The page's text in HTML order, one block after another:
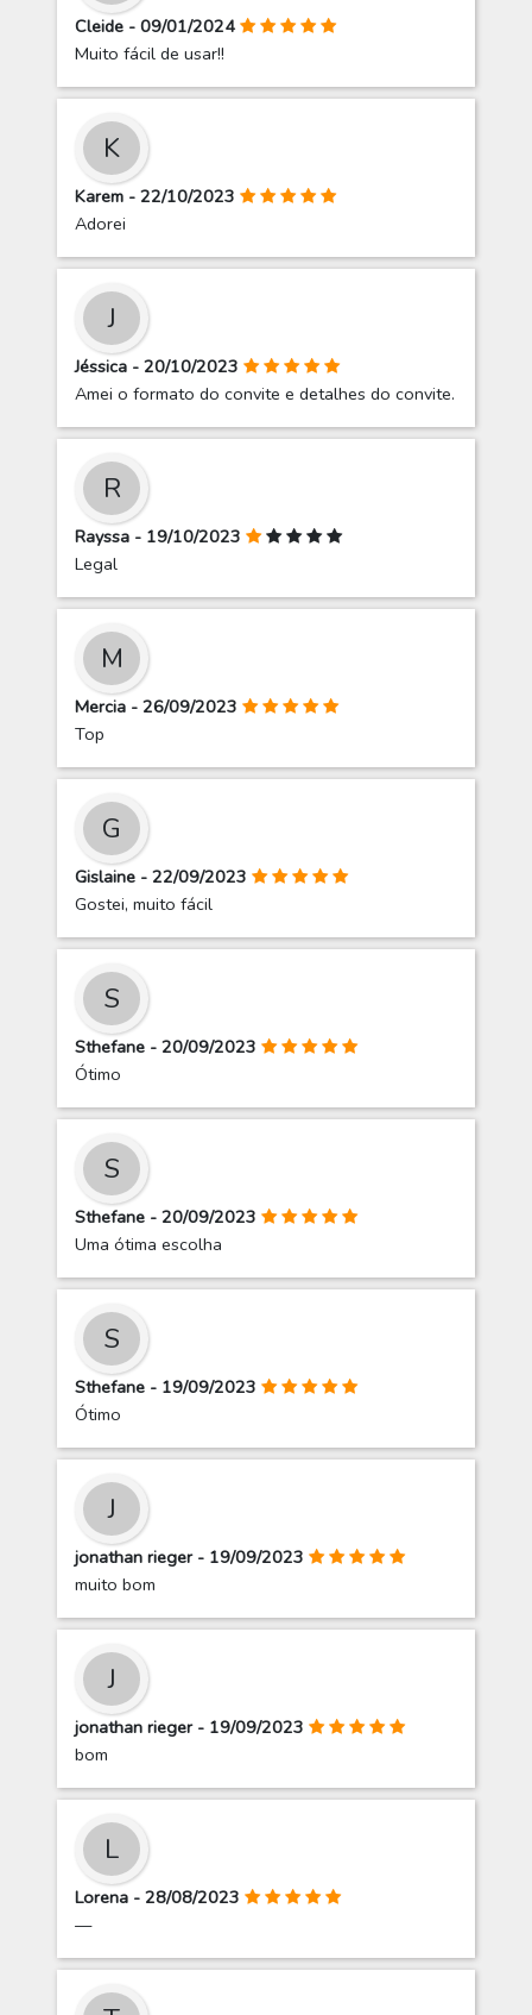
Cleide - 09/01/2024
Muito fácil de usar!!
K
Karem - 22/10/2023
Adorei
J
Jéssica - 20/10/2023
Amei o formato do convite e detalhes do convite.
R
Rayssa - 19/10/2023
Legal
M
Mercia - 26/09/2023
Top
G
Gislaine - 22/09/2023
Gostei, muito fácil
S
Sthefane - 20/09/2023
Ótimo
S
Sthefane - 20/09/2023
Uma ótima escolha
S
Sthefane - 19/09/2023
Ótimo
J
jonathan rieger - 19/09/2023
muito bom
J
jonathan rieger - 19/09/2023
bom
L
Lorena - 28/08/2023
—